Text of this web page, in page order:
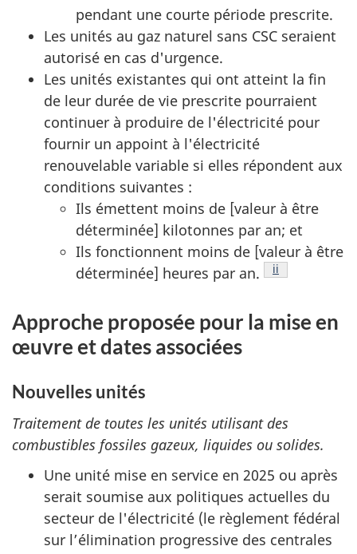
pendant une courte période prescrite.
Les unités au gaz naturel sans CSC seraient
autorisé en cas d'urgence.
Les unités existantes qui ont atteint la fin
de leur durée de vie prescrite pourraient
continuer à produire de l'électricité pour
fournir un appoint à l'électricité
renouvelable variable si elles répondent aux
conditions suivantes :
Ils émettent moins de [valeur à être
déterminée] kilotonnes par an; et
Ils fonctionnent moins de [valeur à être
déterminée] heures par an.
Note de bas
ii
Approche proposée pour la mise en
œuvre et dates associées
Nouvelles unités
Traitement de toutes les unités utilisant des
combustibles fossiles gazeux, liquides ou solides.
Une unité mise en service en 2025 ou après
serait soumise aux politiques actuelles du
secteur de l'électricité (le règlement fédéral
sur l’élimination progressive des centrales